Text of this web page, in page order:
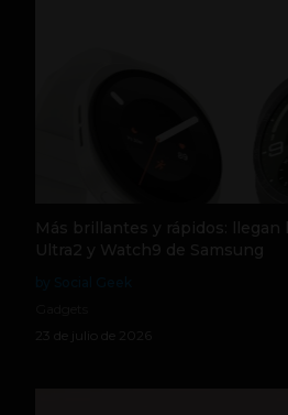
Más brillantes y rápidos: llegan
Ultra2 y Watch9 de Samsung
23 de julio de 2026